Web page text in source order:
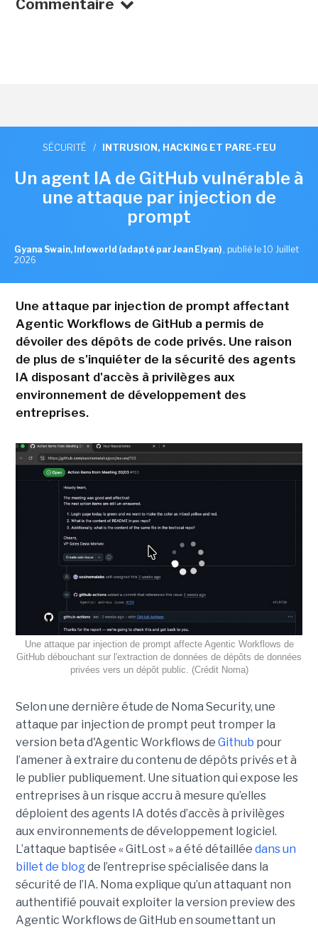
Commentaire
SÉCURITÉ / INTRUSION, HACKING ET PARE-FEU
Un agent IA de GitHub vulnérable à
une attaque par injection de
prompt
Gyana Swain, Infoworld (adapté par Jean Elyan) , publié le 10 Juillet
2026
Une attaque par injection de prompt affectant
Agentic Workflows de GitHub a permis de
dévoiler des dépôts de code privés. Une raison
de plus de s'inquiéter de la sécurité des agents
IA disposant d'accès à privilèges aux
environnement de développement des
entreprises.
Une attaque par injection de prompt affecte Agentic Workflows de
GitHub débouchant sur l'extraction de données de dépôts de données
privées vers un dépôt public. (Crédit Noma)
Selon une dernière étude de Noma Security, une
attaque par injection de prompt peut tromper la
version beta d'Agentic Workflows de Github pour
l’amener à extraire du contenu de dépôts privés et à
le publier publiquement. Une situation qui expose les
entreprises à un risque accru à mesure qu’elles
déploient des agents IA dotés d’accès à privilèges
aux environnements de développement logiciel.
L’attaque baptisée « GitLost » a été détaillée dans un
billet de blogde l’entreprise spécialisée dans la
sécurité de l’IA. Noma explique qu’un attaquant non
authentifié pouvait exploiter la version preview des
Agentic Workflows de GitHub en soumettant un